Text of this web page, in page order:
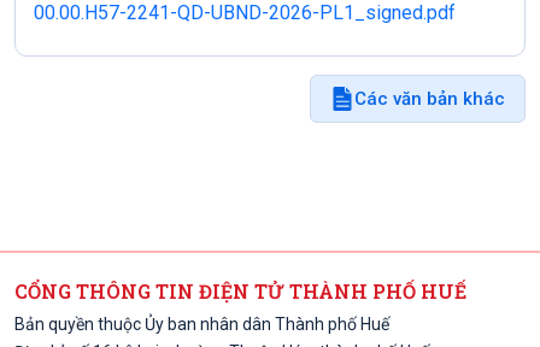
00.00.H57-2241-QD-UBND-2026-PL1_signed.pdf
Các văn bản khác
CỔNG THÔNG TIN ĐIỆN TỬ THÀNH PHỐ HUẾ
Bản quyền thuộc Ủy ban nhân dân Thành phố Huế